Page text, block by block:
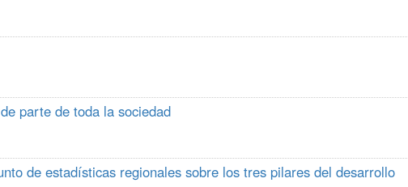
parte de toda la sociedad
de estadísticas regionales sobre los tres pilares del desarrollo